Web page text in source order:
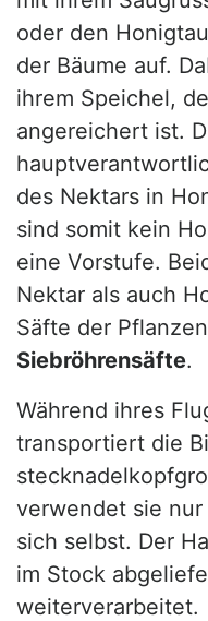
oder den
der Bäume auf.
ihrem Speichel,
angereichert ist.
des Nektars in
sind somit kein
eine Vorstufe.
Nektar als auch
Säfte der
Siebröhrensäfte.
Während ihres
transportiert die
verwendet sie
sich selbst. Der
im Stock
weiterverarbeitet.